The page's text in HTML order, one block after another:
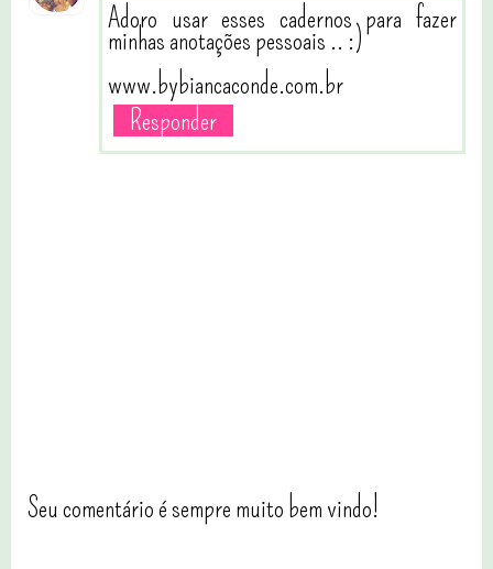
Adoro usar esses cadernos para fazer
minhas anotações pessoais .. :)
www.bybiancaconde.com.br
Responder
Seu comentário é sempre muito bem vindo!